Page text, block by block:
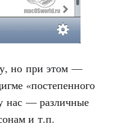
у, но при этом —
«постепенного
нас — различные
и т.п.